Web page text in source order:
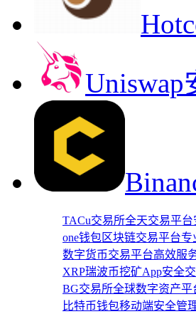
TACu交易所全天交易平台
one钱包区块链交易平台专
数字货币交易平台高效服
XRP瑞波币挖矿App安全
BG交易所全球数字资产平
比特币钱包移动端安全管